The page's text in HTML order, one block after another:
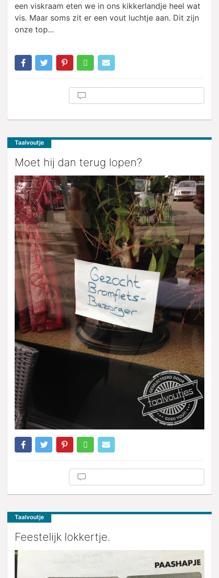
een viskraam eten we in ons kikkerlandje heel wat
vis. Maar soms zit er een vout luchtje aan. Dit zijn
onze top...
Taalvoutje
Moet hij dan terug lopen?
Taalvoutje
Feestelijk lokkertje.